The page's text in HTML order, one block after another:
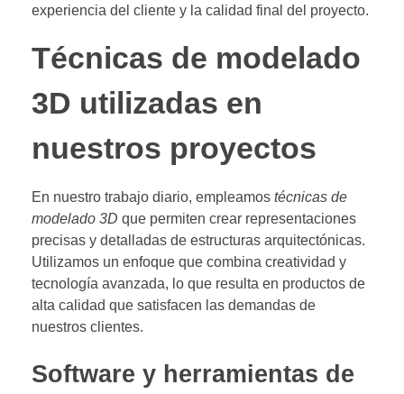
experiencia del cliente y la calidad final del proyecto.
Técnicas de modelado
3D utilizadas en
nuestros proyectos
En nuestro trabajo diario, empleamos técnicas de
modelado 3D que permiten crear representaciones
precisas y detalladas de estructuras arquitectónicas.
Utilizamos un enfoque que combina creatividad y
tecnología avanzada, lo que resulta en productos de
alta calidad que satisfacen las demandas de
nuestros clientes.
Software y herramientas de